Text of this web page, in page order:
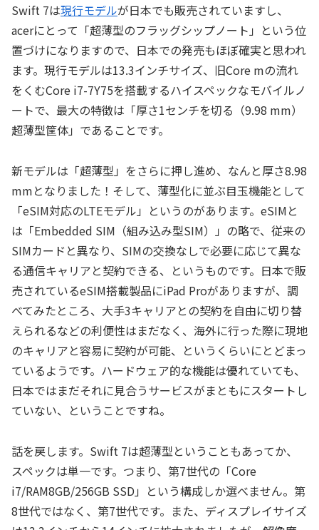
Swift 7は現行モデルが日本でも販売されていますし、
acerにとって「超薄型のフラッグシップノート」という位
置づけになりますので、日本での発売もほぼ確実と思われ
ます。現行モデルは13.3インチサイズ、旧Core mの流れ
をくむCore i7-7Y75を搭載するハイスペックなモバイルノ
ートで、最大の特徴は「厚さ1センチを切る（9.98 mm）
超薄型筐体」であることです。
新モデルは「超薄型」をさらに押し進め、なんと厚さ8.98
mmとなりました！そして、薄型化に並ぶ目玉機能として
「eSIM対応のLTEモデル」というのがあります。eSIMと
は「Embedded SIM（組み込み型SIM）」の略で、従来の
SIMカードと異なり、SIMの交換なしで必要に応じて異な
る通信キャリアと契約できる、というものです。日本で販
売されているeSIM搭載製品にiPad Proがありますが、調
べてみたところ、大手3キャリアとの契約を自由に切り替
えられるなどの利便性はまだなく、海外に行った際に現地
のキャリアと容易に契約が可能、というくらいにとどまっ
ているようです。ハードウェア的な機能は優れていても、
日本ではまだそれに見合うサービスがまともにスタートし
ていない、ということですね。
話を戻します。Swift 7は超薄型ということもあってか、
スペックは単一です。つまり、第7世代の「Core
i7/RAM8GB/256GB SSD」という構成しか選べません。第
8世代ではなく、第7世代です。また、ディスプレイサイズ